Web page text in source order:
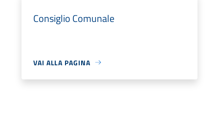
Consiglio Comunale
VAI ALLA PAGINA